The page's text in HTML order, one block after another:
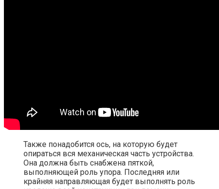
Также понадобится ось, на которую будет
опираться вся механическая часть устройства.
Она должна быть снабжена пяткой,
выполняющей роль упора. Последняя или
крайняя направляющая будет выполнять роль